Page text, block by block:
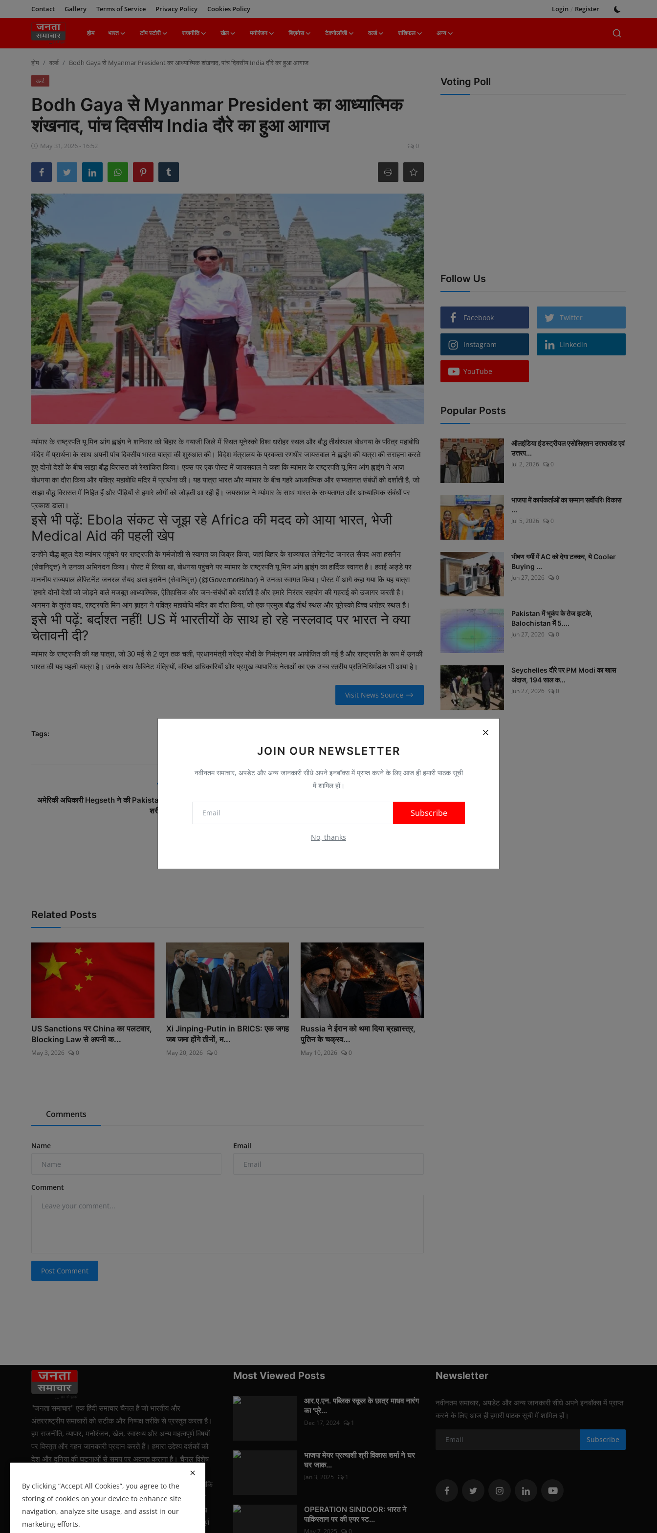
Contact Gallery Terms of Service Privacy Policy Cookies Policy Login / Register
होम भारत टॉप स्टोरी राजनीति खेल मनोरंजन बिज़नेस टेक्नोलॉजी वर्ल्ड राशिफल अन्य
टॉप स्टोरी
टेक्नोलॉजी
Contact
Gallery
Terms of Service
Cookies Policy
JOIN OUR NEWSLETTER
नवीनतम समाचार, अपडेट और अन्य जानकारी सीधे अपने इनबॉक्स में प्राप्त करने के लिए आज ही हमारी पाठक सूची
में शामिल हों।
Subscribe
No, thanks
होम वर्ल्ड Bodh Gaya से Myanmar President का आध्यात्मिक शंखनाद, पांच दिवसीय India दौरे का हुआ आगाज
वर्ल्ड
Bodh Gaya से Myanmar President का आध्यात्मिक
शंखनाद, पांच दिवसीय India दौरे का हुआ आगाज
May 31, 2026 - 16:52 0
म्यांमार के राष्ट्रपति यू मिन आंग ह्लाइंग ने शनिवार को बिहार के गयाजी जिले में स्थित यूनेस्को विश्व धरोहर स्थल और बौद्ध तीर्थस्थल बोधगया के पवित्र महाबोधि
मंदिर में प्रार्थना के साथ अपनी पांच दिवसीय भारत यात्रा की शुरुआत की। विदेश मंत्रालय के प्रवक्ता रणधीर जायसवाल ने ह्लाइंग की यात्रा की सराहना करते
हुए दोनों देशों के बीच साझा बौद्ध विरासत को रेखांकित किया। एक्स पर एक पोस्ट में जायसवाल ने कहा कि म्यांमार के राष्ट्रपति यू मिन आंग ह्लाइंग ने आज
बोधगया का दौरा किया और पवित्र महाबोधि मंदिर में प्रार्थना की। यह यात्रा भारत और म्यांमार के बीच गहरे आध्यात्मिक और सभ्यतागत संबंधों को दर्शाती है, जो
साझा बौद्ध विरासत में निहित हैं और पीढ़ियों से हमारे लोगों को जोड़ती आ रही हैं। जयसवाल ने म्यांमार के साथ भारत के सभ्यतागत और आध्यात्मिक संबंधों पर
प्रकाश डाला।
इसे भी पढ़ें: Ebola संकट से जूझ रहे Africa की मदद को आया भारत, भेजी
Medical Aid की पहली खेप
उन्होंने बौद्ध बहुल देश म्यांमार पहुंचने पर राष्ट्रपति के गर्मजोशी से स्वागत का जिक्र किया, जहां बिहार के राज्यपाल लेफ्टिनेंट जनरल सैयद अता हसनैन
(सेवानिवृत्त) ने उनका अभिनंदन किया। पोस्ट में लिखा था, बोधगया पहुंचने पर म्यांमार के राष्ट्रपति यू मिन आंग ह्लाइंग का हार्दिक स्वागत है। हवाई अड्डे पर
माननीय राज्यपाल लेफ्टिनेंट जनरल सैयद अता हसनैन (सेवानिवृत्त) (@GovernorBihar) ने उनका स्वागत किया। पोस्ट में आगे कहा गया कि यह यात्रा
"हमारे दोनों देशों को जोड़ने वाले मजबूत आध्यात्मिक, ऐतिहासिक और जन-संबंधों को दर्शाती है और हमारे निरंतर सहयोग की गहराई को उजागर करती है।
आगमन के तुरंत बाद, राष्ट्रपति मिन आंग ह्लाइंग ने पवित्र महाबोधि मंदिर का दौरा किया, जो एक प्रमुख बौद्ध तीर्थ स्थल और यूनेस्को विश्व धरोहर स्थल है।
इसे भी पढ़ें:बर्दाश्त नहीं! US में भारतीयों के साथ हो रहे नस्लवाद पर भारत ने क्या
चेतावनी दी?
म्यांमार के राष्ट्रपति की यह यात्रा, जो 30 मई से 2 जून तक चली, प्रधानमंत्री नरेंद्र मोदी के निमंत्रण पर आयोजित की गई है और राष्ट्रपति के रूप में उनकी
भारत की यह पहली यात्रा है। उनके साथ कैबिनेट मंत्रियों, वरिष्ठ अधिकारियों और प्रमुख व्यापारिक नेताओं का एक उच्च स्तरीय प्रतिनिधिमंडल भी आया है।
Visit News Source
Tags:
अमेरिकी अधिकारी Hegseth ने की Pakistan की तारीफ, कहा- PM
शरीफ-मुनीर से अप्रत्याश...
Iran का America पर पलटवार- जंग से जो न मिला, वो Sanctions से
Related Posts
US Sanctions पर China का पलटवार,
Blocking Law से अपनी क...
May 3, 2026 0
Xi Jinping-Putin in BRICS: एक जगह
जब जमा होंगे तीनों, म...
May 20, 2026 0
Russia ने ईरान को थमा दिया ब्रह्मास्त्र,
पुतिन के चक्रव...
May 10, 2026 0
Comments
Name Email
Comment
Post Comment
Voting Poll
Follow Us
Facebook Twitter
Instagram Linkedin
YouTube
Popular Posts
ऑलइंडिया इंडस्ट्रीयल एसोसिएशन उत्तराखंड एवं
उत्तरप...
Jul 2, 2026
0
भाजपा में कार्यकर्ताओं का सम्मान सर्वाेपरिः विकास
...
Jul 5, 2026
0
भीषण गर्मी में AC को देगा टक्कर, ये Cooler
Buying ...
Jun 27, 2026
0
Pakistan में भूकंप के तेज झटके,
Balochistan में 5....
Jun 27, 2026
0
Seychelles दौरे पर PM Modi का खास
अंदाज, 194 साल क...
Jun 27, 2026
0
"जनता समाचार" एक हिंदी समाचार चैनल है जो भारतीय और
अंतरराष्ट्रीय समाचारों को सटीक और निष्पक्ष तरीके से प्रस्तुत करता है।
हम राजनीति, व्यापार, मनोरंजन, खेल, स्वास्थ्य और अन्य महत्वपूर्ण विषयों
पर विस्तृत और गहन जानकारी प्रदान करते हैं। हमारा उद्देश्य दर्शकों को
देश और दुनिया की घटनाओं से समय पर अवगत कराना है। चैनल विशेष
रिपोर्टिंग और व्यक्तिगत कहानियों पर भी जोर देता है, जिससे दर्शकों को
घटनाओं की गहरी समझ प्राप्त हो सके। हम 24x7 सक्रिय रहते हैं ताकि
ताज़ातरीन समाचार और पेशेवर जानकारी प्रदान की जा सके। "जनता
समाचार" का प्राथमिक उद्देश्य है कि हमारे दर्शक विश्वसनीय और तटस्थ
समाचारों के माध्यम से हमेशा जागरूक और सूचित रहें, जिससे वे महत्वपूर्ण
Most Viewed Posts
आर.ए.एन. पब्लिक स्कूल के छात्र माधव नारंग
का 'प्रे...
Dec 17, 2024 1
भाजपा मेयर प्रत्याशी श्री विकास शर्मा ने घर
घर जाक...
Jan 3, 2025 1
OPERATION SINDOOR: भारत ने
पाकिस्तान पर की एयर स्ट...
May 7, 2025 0
Newsletter
नवीनतम समाचार, अपडेट और अन्य जानकारी सीधे अपने इनबॉक्स में प्राप्त
करने के लिए आज ही हमारी पाठक सूची में शामिल हों।
Subscribe
By clicking “Accept All Cookies”, you agree to the
storing of cookies on your device to enhance site
navigation, analyze site usage, and assist in our
marketing efforts.